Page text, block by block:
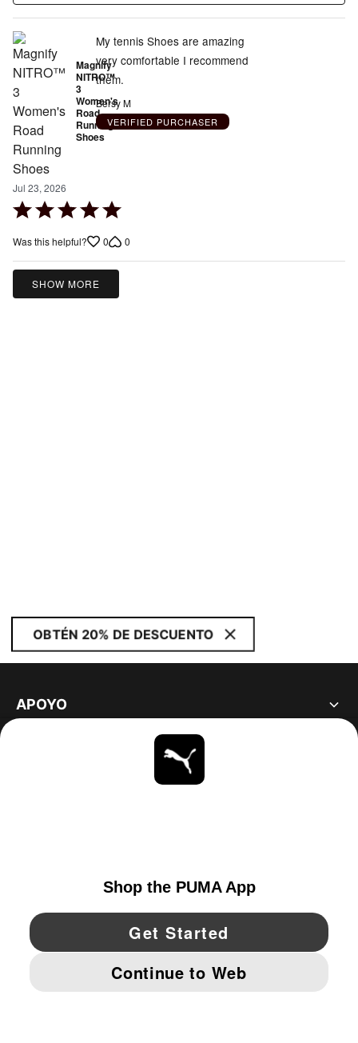
Magnify
NITRO™
3
Women's
Road
Running
Shoes
Jul 23, 2026
Rated
out
of
My tennis Shoes are amazing
very comfortable I recommend
them.
Bersy M
VERIFIED PURCHASER
Was this helpful? 0 0
SHOW MORE
OBTÉN 20% DE DESCUENTO
APOYO
YouTube Twitter Pinterest
IMPRINT AND LEGAL DATA